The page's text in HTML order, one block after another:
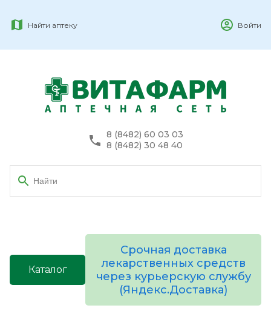
Найти аптеку Войти
8 (8482) 60 03 03
8 (8482) 30 48 40
Каталог
Срочная доставка
лекарственных средств
через курьерскую службу
(Яндекс.Доставка)